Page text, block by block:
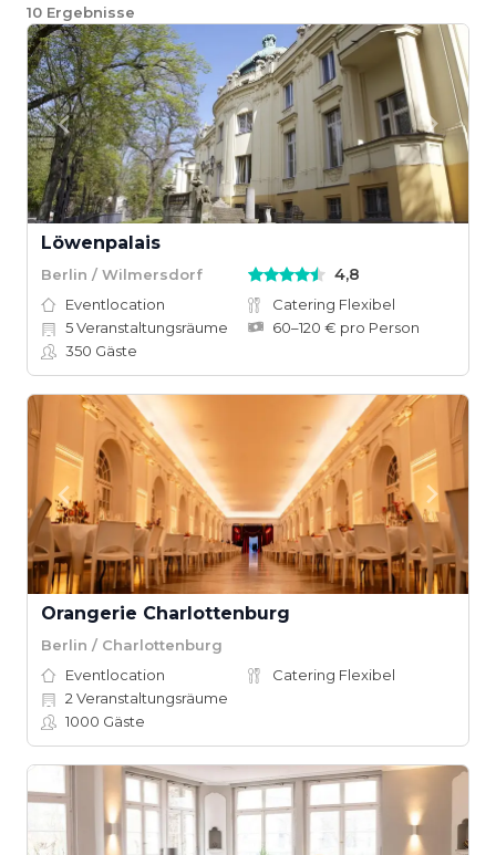
10 Ergebnisse
Löwenpalais
Berlin / Wilmersdorf 4,8
Eventlocation
Catering Flexibel
5Veranstaltungsräume
60–120 € pro Person
350 Gäste
Orangerie Charlottenburg
Berlin / Charlottenburg
Eventlocation
Catering Flexibel
2 Veranstaltungsräume
1000 Gäste